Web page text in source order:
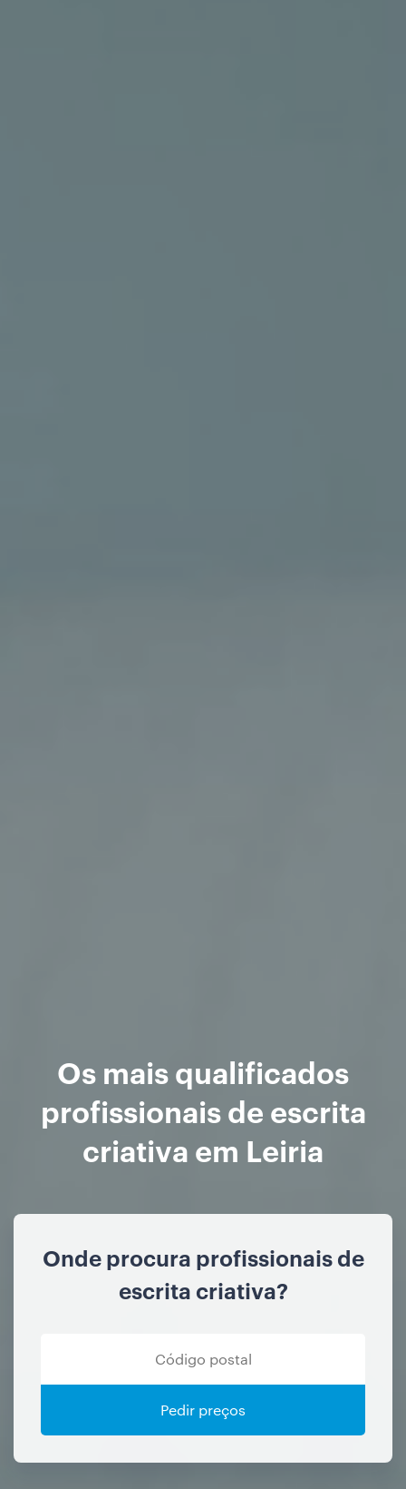
Os mais qualificados
profissionais de escrita
criativa em Leiria
Onde procura profissionais de
escrita criativa?
Pedir preços